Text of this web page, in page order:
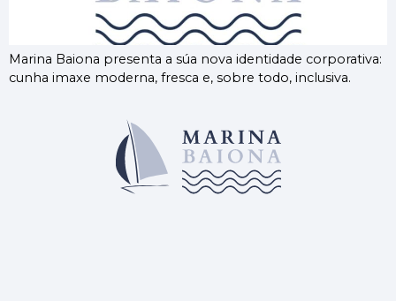
Marina Baiona presenta a súa nova identidade corporativa:
cunha imaxe moderna, fresca e, sobre todo, inclusiva.